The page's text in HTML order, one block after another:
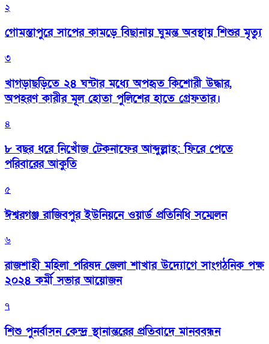
২
গোমস্তাপুরে সাপের কামড়ে বিছানায় ঘুমন্ত অবস্থায় শিশুর মৃত্যু
৩
খাগড়াছড়িতে ২৪ ঘন্টার মধ্যে অপহৃত কিশোরী উদ্ধার,
অপহরণ কারীর মূল হোতা পুলিশের হাতে গ্রেফতার।
৪
৮ বছর ধরে নিখোঁজ টেকনাফের আব্দুল্লাহ: ফিরে পেতে
পরিবারের আকুতি
৫
ঈশ্বরগঞ্জ রাজিবপুর ইউনিয়নে ওয়ার্ড প্রতিনিধি সম্মেলন
৬
রাজশাহী মহিলা পরিষদ জেলা শাখার উদ্যোগে সাংগঠনিক পক্ষ
২০২৪ কর্মী সভার আয়োজন
৭
শিশু পুনর্বাসন কেন্দ্র স্থানান্তরের প্রতিবাদে মানববন্ধন